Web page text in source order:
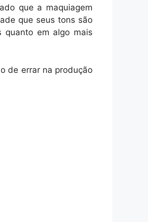
que a maquiagem
que seus tons são
quanto em algo mais
de errar na produção